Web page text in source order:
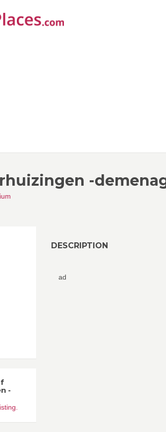
-
DESCRIPTION
ad
-